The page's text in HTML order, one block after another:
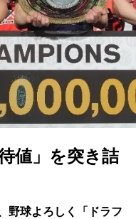
値」を突き詰
野球よろしく「ドラフ